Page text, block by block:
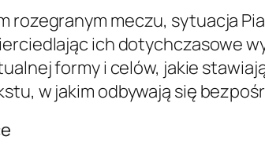
rozegranym meczu, sytuacja
ich dotychczasowe
formy i celów, jakie
w jakim odbywają się